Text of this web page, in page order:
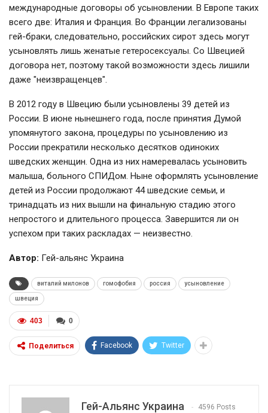
международные договоры об усыновлении. В Европе таких
всего две: Италия и Франция. Во Франции легализованы
гей-браки, следовательно, российских сирот здесь могут
усыновлять лишь женатые гетеросексуалы. Со Швецией
договора нет, поэтому такой возможности здесь лишили
даже "неизвращенцев".
В 2012 году в Швецию были усыновлены 39 детей из
России. В июне нынешнего года, после принятия Думой
упомянутого закона, процедуры по усыновлению из
России прекратили несколько десятков одиноких
шведских женщин. Одна из них намеревалась усыновить
малыша, больного СПИДом. Ныне оформлять усыновление
детей из России продолжают 44 шведские семьи, и
тринадцать из них вышли на финальную стадию этого
непростого и длительного процесса. Завершится ли он
успехом при таких раскладах — неизвестно.
Автор: Гей-альянс Украина
виталий милонов гомофобия россия усыновление
швеция
0
403
Поделиться Facebook Twitter
Гей-Альянс Украина 4596 Posts